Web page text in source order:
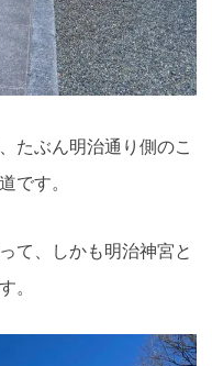
たぶん明治通り側のこ
です。
て、しかも明治神宮と
。